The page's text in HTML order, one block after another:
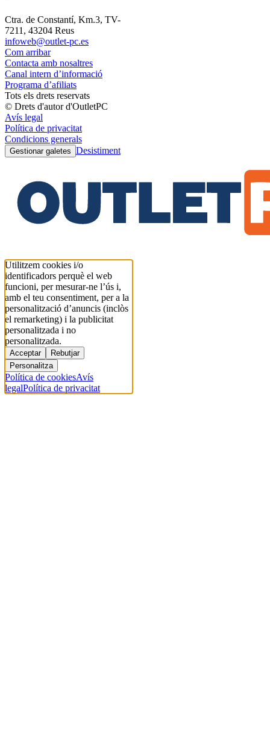
Ctra. de Constantí, Km.3, TV-
7211, 43204 Reus
infoweb@outlet-pc.es
Com arribar
Contacta amb nosaltres
Canal intern d’informació
Programa d’afiliats
Tots els drets reservats
© Drets d'autor d'OutletPC
Avís legal
Política de privacitat
Condicions generals
Gestionar galetes Desistiment
Utilitzem cookies i/o
identificadors perquè el web
funcioni, per mesurar-ne l’ús i,
amb el teu consentiment, per a la
personalització d’anuncis (inclòs
el remarketing) i la publicitat
personalitzada i no
personalitzada.
Acceptar
Rebutjar
Personalitza
Política de cookiesAvís
legalPolítica de privacitat